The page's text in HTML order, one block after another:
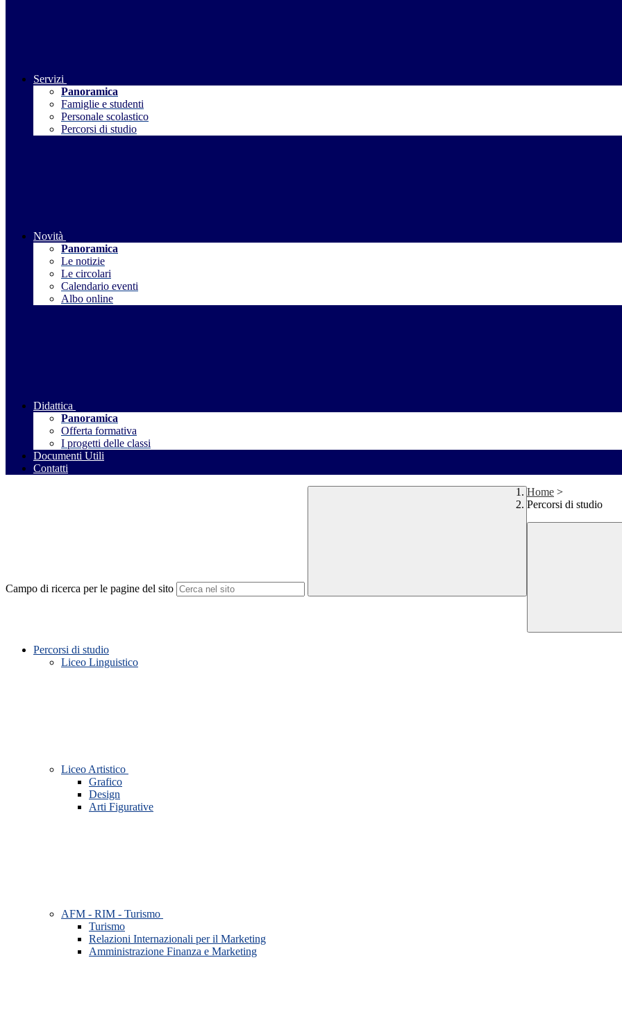
Servizi
Panoramica
Famiglie e studenti
Personale scolastico
Percorsi di studio
Novità
Panoramica
Le notizie
Le circolari
Calendario eventi
Albo online
Didattica
Panoramica
Offerta formativa
I progetti delle classi
Documenti Utili
Contatti
Campo di ricerca per le pagine del sito
Home >
Percorsi di studio
Percorsi di studio
Liceo Linguistico
Liceo Artistico
Grafico
Design
Arti Figurative
AFM - RIM - Turismo
Turismo
Relazioni Internazionali per il Marketing
Amministrazione Finanza e Marketing